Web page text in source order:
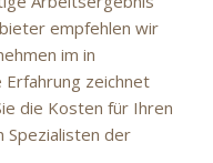
empfehlen wir
im in
zeichnet
die Kosten für Ihren
Spezialisten der